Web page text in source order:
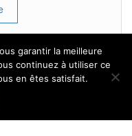
garantir la meilleure
continuez à utiliser ce
en êtes satisfait.